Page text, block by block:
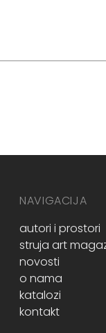
NAVIGACIJA
autori i prostori
struja art
novosti
o nama
katalozi
kontakt